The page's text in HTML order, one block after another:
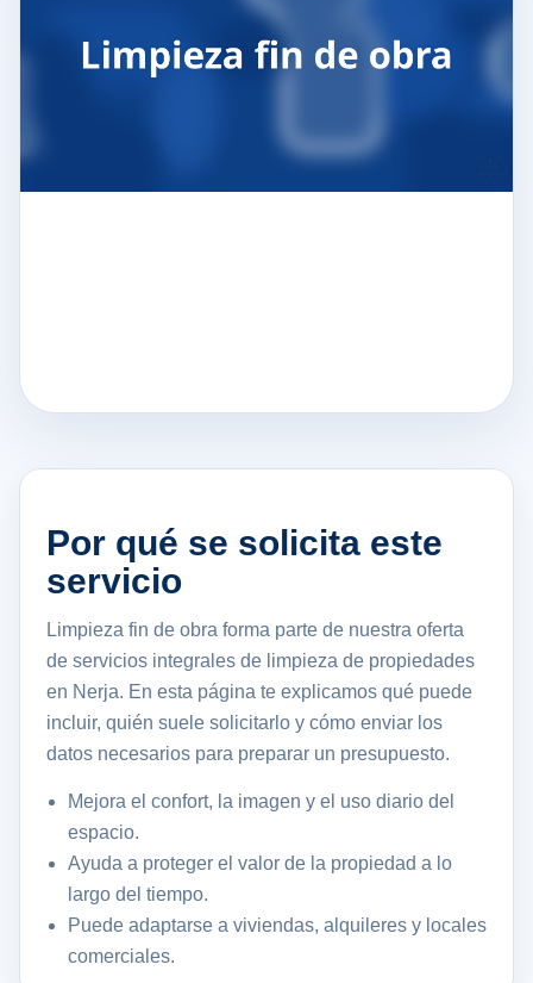
Por qué se solicita este
servicio
Limpieza fin de obra forma parte de nuestra oferta
de servicios integrales de limpieza de propiedades
en Nerja. En esta página te explicamos qué puede
incluir, quién suele solicitarlo y cómo enviar los
datos necesarios para preparar un presupuesto.
Mejora el confort, la imagen y el uso diario del
espacio.
Ayuda a proteger el valor de la propiedad a lo
largo del tiempo.
Puede adaptarse a viviendas, alquileres y locales
comerciales.